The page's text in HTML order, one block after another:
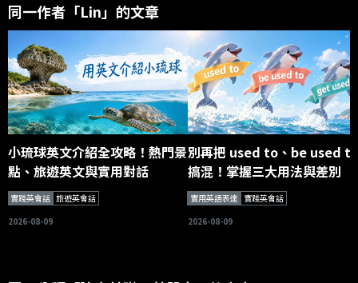
同一作者「Lin」的文章
小琉球英文介紹全攻略！熱門景
點、旅遊英文與實用對話
實踐英會話 旅遊英會話
2026-08-09
別再把 used to、be used to
搞混！掌握三大用法與差別
實用英語表達 實踐英會話
2026-08-09